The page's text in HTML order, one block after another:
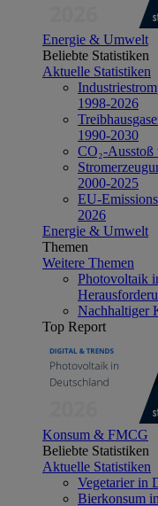
Energie & Umwelt
Beliebte Statistiken
Aktuelle Statistiken
1998-2026
1990-2030
CO₂-
2000-2025
EU-
2026
Energie & Umwelt
Themen
Weitere Themen
Photovoltaik
Nachhaltiger
Top Report
Konsum & FMCG
Beliebte Statistiken
Aktuelle Statistiken
Vegetarier in
Bierkonsum